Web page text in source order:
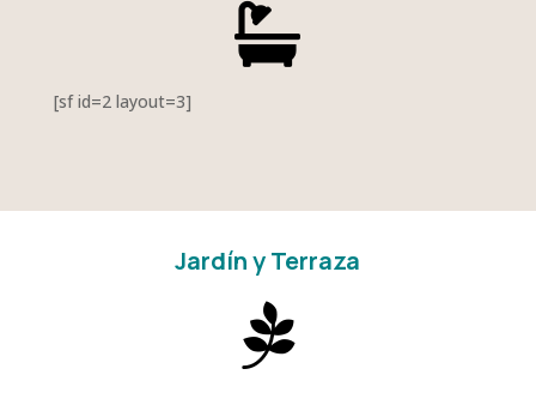

[sf id=2 layout=3]
Jardín y Terraza
